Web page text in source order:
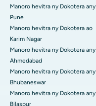
Manoro hevitra ny Dokotera any
Pune
Manoro hevitra ny Dokotera ao
Karim Nagar
Manoro hevitra ny Dokotera any
Ahmedabad
Manoro hevitra ny Dokotera any
Bhubaneswar
Manoro hevitra ny Dokotera any
Bilaspur